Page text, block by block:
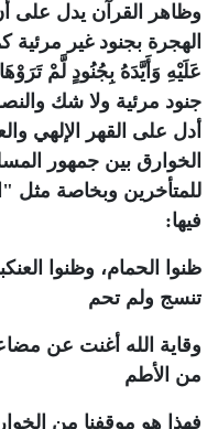
وظاهر القرآن يدل على
الهجرة بجنود غير مرئية
جنود مرئية ولا شك
أدل على القهر الإلهي
الخوارق بين جمهور
للمتأخرين وبخاصة مثل
فيها:
ظنوا الحمام، وظنوا
تنسج ولم تحم
وقاية الله أغنت عن
من الأطم
فهذا هو موقفنا من